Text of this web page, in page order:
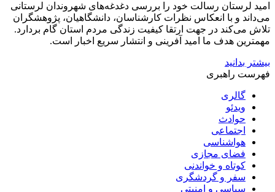
امید لرستان رسالت خود را بررسی دغدغه‌های شهروندان لرستانی
می‌داند و با انعکاس نظرات کارشناسان، دانشگاهیان، پژوهشگران
تلاش می‌کند در جهت ارتقا کیفیت زندگی مردم استان گام بردارد.
مهمترین هدف ما امید آفرینی و انتشار سریع اخبار است.
بیشتر بدانید
فهرست راهبری
گالری
ویدئو
حوادث
اجتماعی
هواشناسی
فضای مجازی
کوتاه و خواندنی
سفر و گردشگری
سیاسی و امنیتی